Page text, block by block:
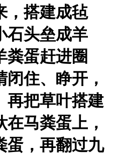
，搭建成毡
石头垒成羊
粪蛋赶进圈
住、睁开，
再把草叶搭建
马粪蛋上，
蛋，再翻过九